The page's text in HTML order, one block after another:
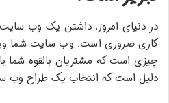
در دنیای امروز، داشتن یک وب
کاری ضروری است. وب سایت شما
چیزی است که مشتریان بالقوه شما
دلیل است که انتخاب یک طراح وب